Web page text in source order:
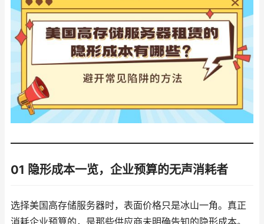
01 隐形成本一览，企业预算的无声消耗者
选择美国高存储服务器时，表面价格只是冰山一角。真正